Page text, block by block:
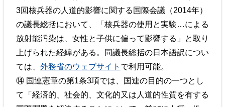
3回核兵器の人道的影響に関する国際会議（2014年）
の議長総括において、「核兵器の使用と実験…による
放射能汚染は、女性と子供に偏って影響する」と取り
上げられた経緯がある。同議長総括の日本語訳につい
ては、 外務省のウェブサイト で利用可能。
⑭ 国連憲章の第1条3項では、国連の目的の一つとし
て「経済的、社会的、文化的又は人道的性質を有する